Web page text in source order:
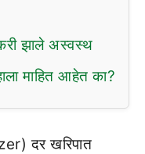
झाले अस्वस्थ
माहित आहेत का?
दर खरिपात